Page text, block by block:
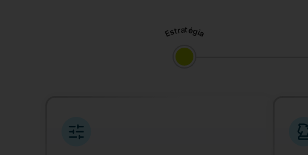
Estratégia